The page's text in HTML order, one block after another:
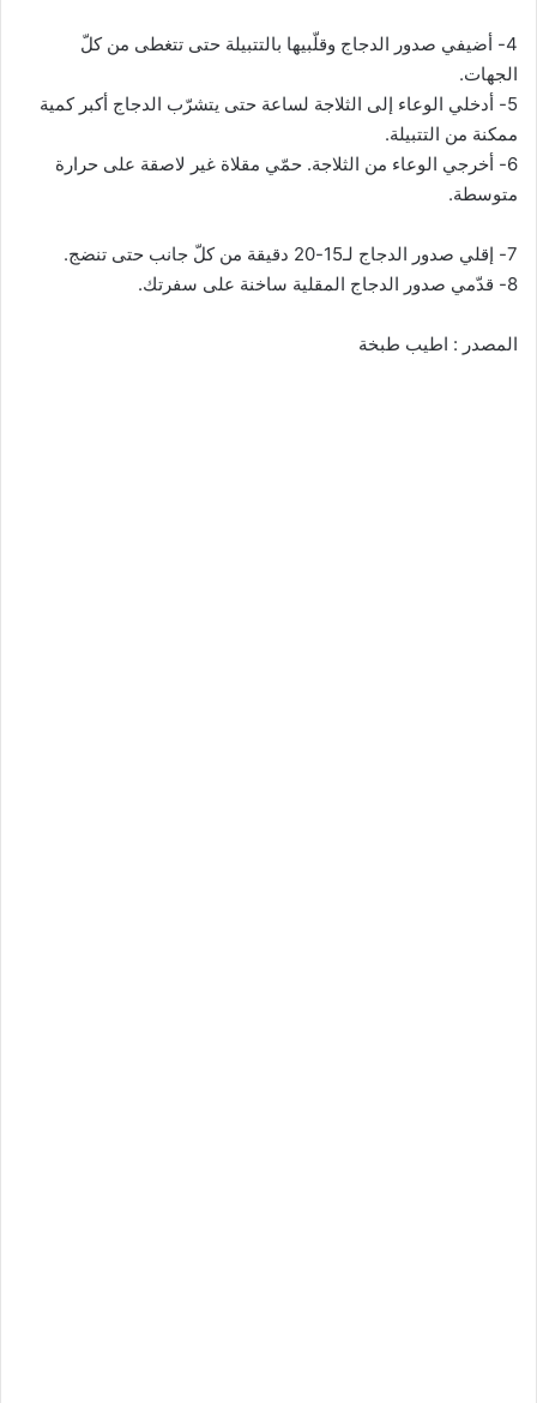
‏4-‏ أضيفي صدور الدجاج وقلّبيها بالتتبيلة حتى تتغطى من كلّ
الجهات.‏
‏5-‏ أدخلي الوعاء إلى الثلاجة لساعة حتى يتشرّب الدجاج أكبر كمية
ممكنة من التتبيلة.‏
‏6-‏ أخرجي الوعاء من الثلاجة. حمّي مقلاة غير لاصقة على حرارة
متوسطة.‏
المصدر : اطيب طبخة